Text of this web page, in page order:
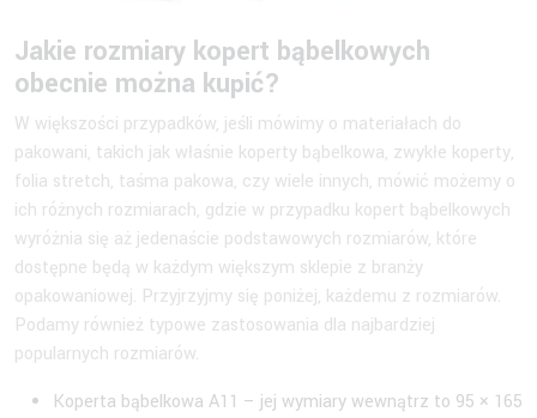
Jakie rozmiary kopert bąbelkowych
obecnie można kupić?
W większości przypadków, jeśli mówimy o materiałach do
pakowani, takich jak właśnie koperty bąbelkowa, zwykłe koperty,
folia stretch, taśma pakowa, czy wiele innych, mówić możemy o
ich różnych rozmiarach, gdzie w przypadku kopert bąbelkowych
wyróżnia się aż jedenaście podstawowych rozmiarów, które
dostępne będą w każdym większym sklepie z branży
opakowaniowej. Przyjrzyjmy się poniżej, każdemu z rozmiarów.
Podamy również typowe zastosowania dla najbardziej
popularnych rozmiarów.
Koperta bąbelkowa A11 – jej wymiary wewnątrz to 95 × 165